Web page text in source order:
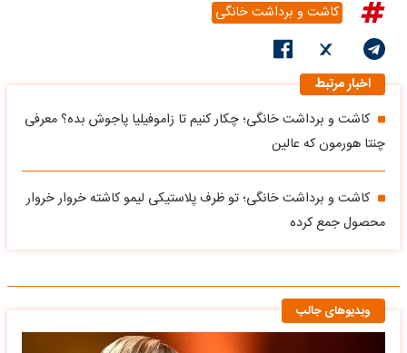
کاشت و برداشت خانگی
اخبار مرتبط
کاشت و برداشت خانگی؛ چکار کنیم تا زاموفیلیا پاجوش بده؟ معرفی
چنتا هورمون که عالین
کاشت و برداشت خانگی؛ تو ظرف پلاستیکی لیمو کاشته خروار خروار
محصول جمع کرده
ویدیوهای جالب